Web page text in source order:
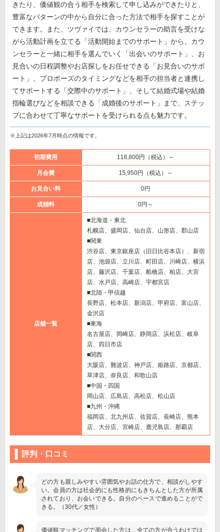
きたり、価値観の合う相手を検索して申し込みができたりと、
豊富なパターンの中から自分に合った方法で相手を探すことが
できます。また、ツヴァイでは、カウンセラーの助言を受けな
がら活動計画を立てる「活動開始までのサポート」から、カウ
ンセラーと一緒に相手を選んでいく「出会いのサポート」、お
見合いの日程調整やお店探しをお任せできる「お見合いのサポ
ート」、プロポーズのタイミングなどを相手の担当者と連携し
てサポートする「交際中のサポート」、そして結婚式場や結婚
指輪選びなどを相談できる「成婚後のサポート」まで、ステッ
プに合わせて丁寧なサポートを受けられる点も魅力です。
※上記は2026年7月時点の情報です。
初期費用 118,800円（税込）～
月会費 15,950円（税込）～
お見合い料 0円
成婚料 0円～
店舗一覧
■北海道・東北
札幌店、盛岡店、仙台店、山形店、郡山店
■関東
渋谷店、東京銀座店（旧日比谷本店）、新宿
店、池袋店、立川店、町田店、川崎店、横浜
店、藤沢店、千葉店、船橋店、柏店、大宮
店、水戸店、高崎店、宇都宮店
■北陸・甲信越
長野店、松本店、新潟店、甲府店、富山店、
金沢店
■東海
名古屋店、岡崎店、静岡店、浜松店、岐阜
店、四日市店
■関西
大阪店、難波店、神戸店、姫路店、京都店、
草津店、奈良店、和歌山店
■中国・四国
岡山店、広島店、高松店、松山店
■九州・沖縄
福岡店、北九州店、佐賀店、長崎店、熊本
店、大分店、宮崎店、鹿児島店、那覇店
評判・口コミ
どの方も親しみやすい雰囲気やお話の仕方で、相談がしやす
い。会員の方は社会的にも性格的にもきちんとした方が所属
されており、お会いできる。自分のペースで進めることがで
きる。（30代／女性）
価値観マッチングで面会した方は、全ての方が合うわけでは